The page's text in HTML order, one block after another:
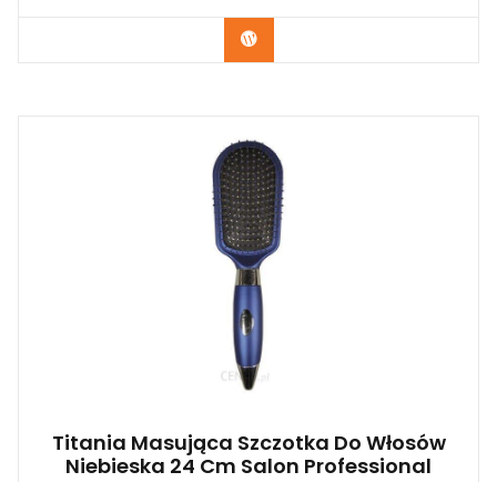
Zobacz
Titania Masująca Szczotka Do Włosów
Niebieska 24 Cm Salon Professional